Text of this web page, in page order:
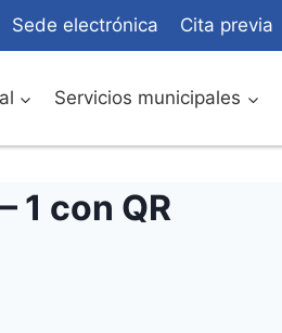
Sede electrónica Cita previa
Servicios municipales
1 con QR